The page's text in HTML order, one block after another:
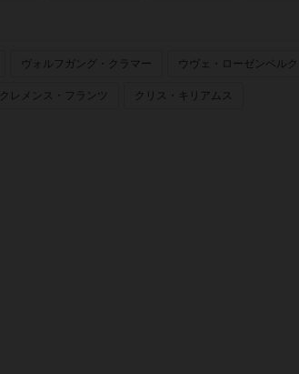
ヴォルフガング・クラマー ウヴェ・ローゼンベルク
クレメンス・フランツ クリス・キリアムス